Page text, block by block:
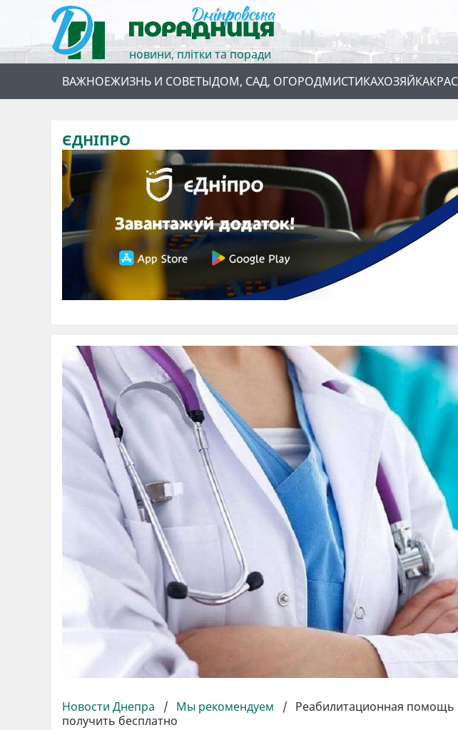
новини, плітки та поради
ВАЖНОЕЖИЗНЬ И СОВЕТЫДОМ, САД, ОГОРОДМИСТИКАХОЗЯЙКА
ЄДНІПРО
Новости Днепра / Мы рекомендуем / Реабилитационная помощь
получить бесплатно